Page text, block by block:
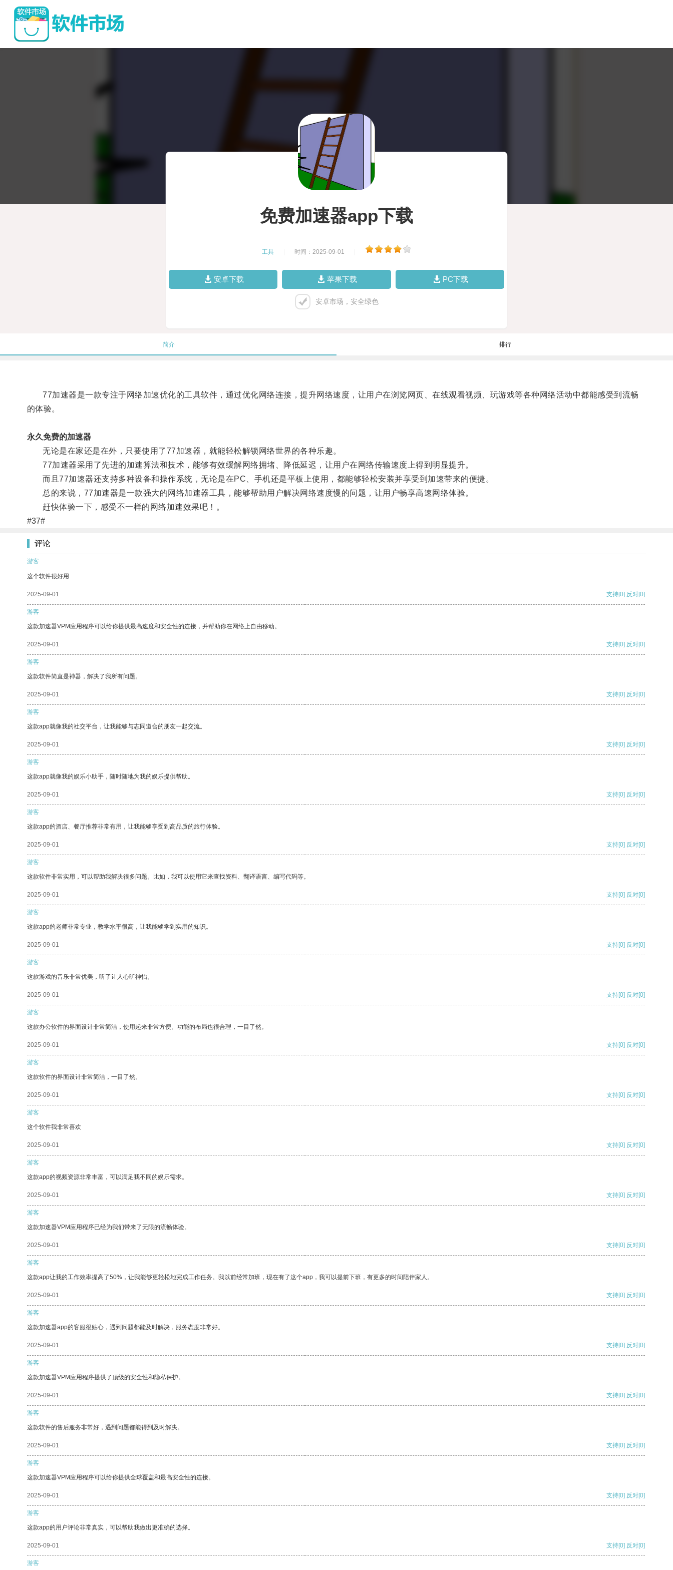
免费加速器app下载
工具 时间：2025-09-01
安卓下载 苹果下载 PC下载
安卓市场，安全绿色
简介 排行
77加速器是一款专注于网络加速优化的工具软件，通过优化网络连接，提升网络速度，让用户在浏览网页、在线观看视频、玩游戏等各种网络活动中都能感受到流畅
的体验。
永久免费的加速器
无论是在家还是在外，只要使用了77加速器，就能轻松解锁网络世界的各种乐趣。
77加速器采用了先进的加速算法和技术，能够有效缓解网络拥堵、降低延迟，让用户在网络传输速度上得到明显提升。
而且77加速器还支持多种设备和操作系统，无论是在PC、手机还是平板上使用，都能够轻松安装并享受到加速带来的便捷。
总的来说，77加速器是一款强大的网络加速器工具，能够帮助用户解决网络速度慢的问题，让用户畅享高速网络体验。
赶快体验一下，感受不一样的网络加速效果吧！。
#37#
评论
游客
这个软件很好用
2025-09-01 支持[0] 反对[0]
游客
这款加速器VPM应用程序可以给你提供最高速度和安全性的连接，并帮助你在网络上自由移动。
2025-09-01 支持[0] 反对[0]
游客
这款软件简直是神器，解决了我所有问题。
2025-09-01 支持[0] 反对[0]
游客
这款app就像我的社交平台，让我能够与志同道合的朋友一起交流。
2025-09-01 支持[0] 反对[0]
游客
这款app就像我的娱乐小助手，随时随地为我的娱乐提供帮助。
2025-09-01 支持[0] 反对[0]
游客
这款app的酒店、餐厅推荐非常有用，让我能够享受到高品质的旅行体验。
2025-09-01 支持[0] 反对[0]
游客
这款软件非常实用，可以帮助我解决很多问题。比如，我可以使用它来查找资料、翻译语言、编写代码等。
2025-09-01 支持[0] 反对[0]
游客
这款app的老师非常专业，教学水平很高，让我能够学到实用的知识。
2025-09-01 支持[0] 反对[0]
游客
这款游戏的音乐非常优美，听了让人心旷神怡。
2025-09-01 支持[0] 反对[0]
游客
这款办公软件的界面设计非常简洁，使用起来非常方便。功能的布局也很合理，一目了然。
2025-09-01 支持[0] 反对[0]
游客
这款软件的界面设计非常简洁，一目了然。
2025-09-01 支持[0] 反对[0]
游客
这个软件我非常喜欢
2025-09-01 支持[0] 反对[0]
游客
这款app的视频资源非常丰富，可以满足我不同的娱乐需求。
2025-09-01 支持[0] 反对[0]
游客
这款加速器VPM应用程序已经为我们带来了无限的流畅体验。
2025-09-01 支持[0] 反对[0]
游客
这款app让我的工作效率提高了50%，让我能够更轻松地完成工作任务。我以前经常加班，现在有了这个app，我可以提前下班，有更多的时间陪伴家人。
2025-09-01 支持[0] 反对[0]
游客
这款加速器app的客服很贴心，遇到问题都能及时解决，服务态度非常好。
2025-09-01 支持[0] 反对[0]
游客
这款加速器VPM应用程序提供了顶级的安全性和隐私保护。
2025-09-01 支持[0] 反对[0]
游客
这款软件的售后服务非常好，遇到问题都能得到及时解决。
2025-09-01 支持[0] 反对[0]
游客
这款加速器VPM应用程序可以给你提供全球覆盖和最高安全性的连接。
2025-09-01 支持[0] 反对[0]
游客
这款app的用户评论非常真实，可以帮助我做出更准确的选择。
2025-09-01 支持[0] 反对[0]
游客